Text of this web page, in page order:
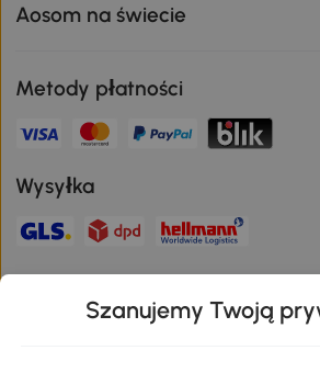
Aosom na świecie
Metody płatności
Wysyłka
Szanujemy Twoją